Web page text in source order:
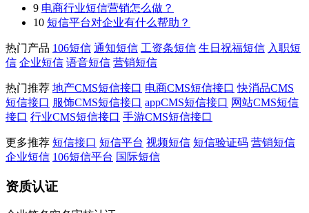
9 电商行业短信营销怎么做？
10 短信平台对企业有什么帮助？
热门产品 106短信 通知短信 工资条短信 生日祝福短信 入职短
信 企业短信 语音短信 营销短信
热门推荐 地产CMS短信接口 电商CMS短信接口 快消品CMS
短信接口 服饰CMS短信接口 appCMS短信接口 网站CMS短信
接口 行业CMS短信接口 手游CMS短信接口
更多推荐 短信接口 短信平台 视频短信 短信验证码 营销短信
企业短信 106短信平台 国际短信
资质认证